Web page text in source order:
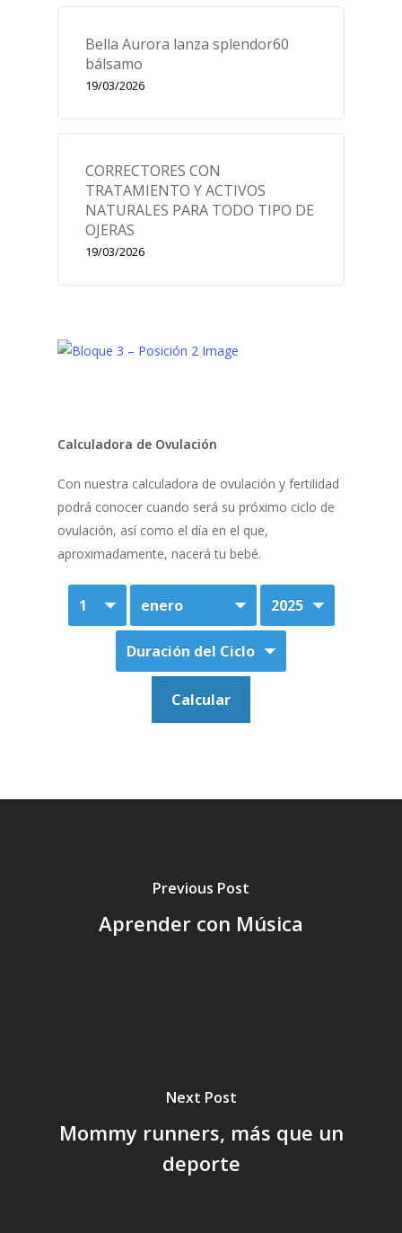
Bella Aurora lanza splendor60
bálsamo
19/03/2026
CORRECTORES CON
TRATAMIENTO Y ACTIVOS
NATURALES PARA TODO TIPO DE
OJERAS
19/03/2026
Calculadora de Ovulación
Con nuestra calculadora de ovulación y fertilidad
podrá conocer cuando será su próximo ciclo de
ovulación, así como el día en el que,
aproximadamente, nacerá tu bebé.
Previous Post
Aprender con Música
Next Post
Mommy runners, más que un
deporte